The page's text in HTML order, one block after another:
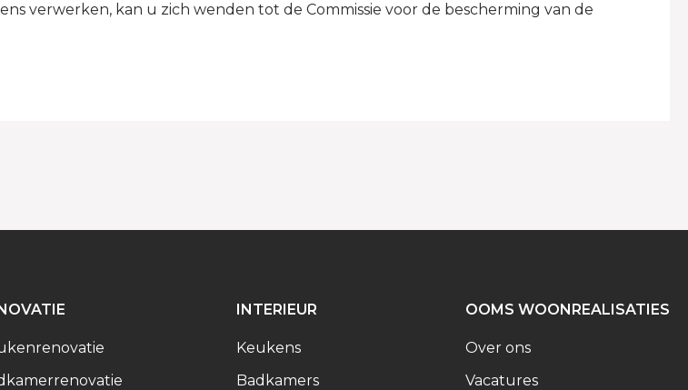
verwerken, kan u zich wenden tot de Commissie voor de bescherming van de
INTERIEUR
Keukens
Badkamers
OOMS WOONREALISATIES
Over ons
Vacatures